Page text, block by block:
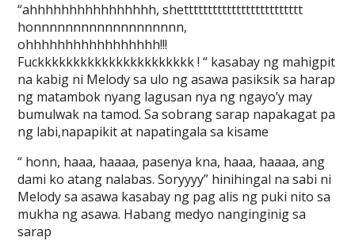
“ahhhhhhhhhhhhhhhh, shettttttttttttttttttttttttt
honnnnnnnnnnnnnnnnnnn,
ohhhhhhhhhhhhhhhhh!!!
Fuckkkkkkkkkkkkkkkkkkkkkk ! “ kasabay ng mahigpit
na kabig ni Melody sa ulo ng asawa pasiksik sa harap
ng matambok nyang lagusan nya ng ngayo’y may
bumulwak na tamod. Sa sobrang sarap napakagat pa
ng labi,napapikit at napatingala sa kisame
“ honn, haaa, haaaa, pasenya kna, haaa, haaaa, ang
dami ko atang nalabas. Soryyyy” hinihingal na sabi ni
Melody sa asawa kasabay ng pag alis ng puki nito sa
mukha ng asawa. Habang medyo nanginginig sa
sarap